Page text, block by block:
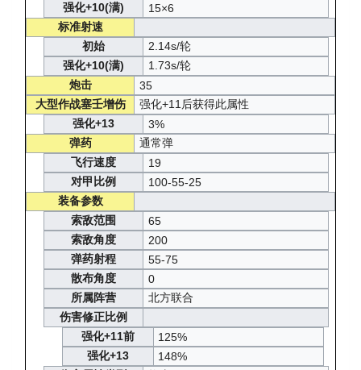
强化+10(满)
15×6
标准射速
初始
2.14s/轮
强化+10(满)
1.73s/轮
炮击
35
大型作战塞壬增伤
强化+11后获得此属性
强化+13
3%
弹药
通常弹
飞行速度
19
对甲比例
100-55-25
装备参数
索敌范围
65
索敌角度
200
弹药射程
55-75
散布角度
0
所属阵营
北方联合
伤害修正比例
强化+11前
125%
强化+13
148%